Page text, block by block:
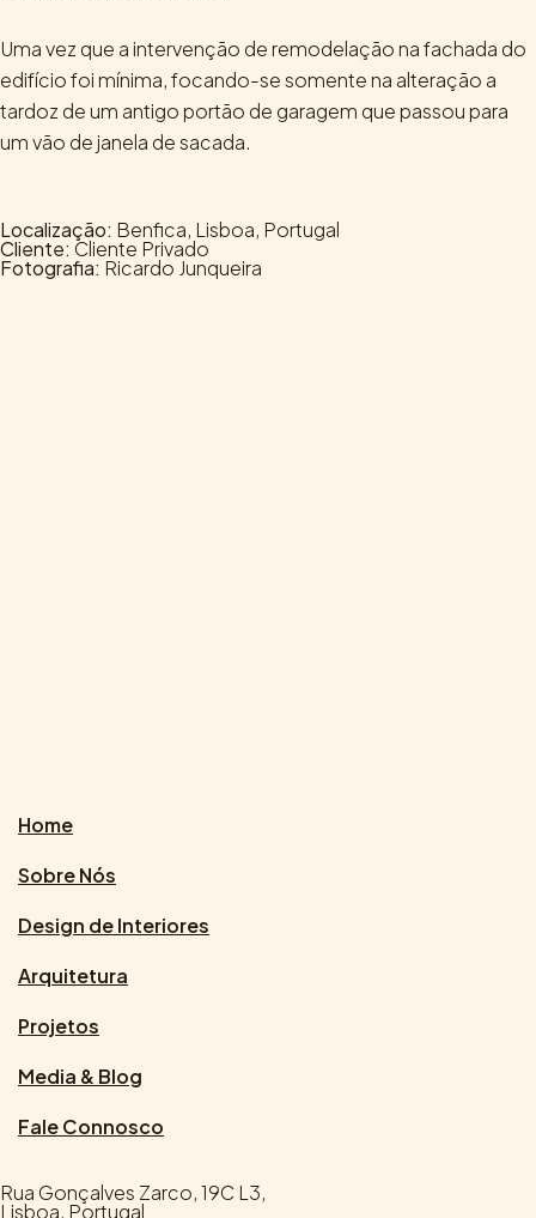
Uma vez que a intervenção de remodelação na fachada do
edifício foi mínima, focando-se somente na alteração a
tardoz de um antigo portão de garagem que passou para
um vão de janela de sacada.
Localização: Benfica, Lisboa, Portugal
Cliente: Cliente Privado
Fotografia: Ricardo Junqueira
Home
Sobre Nós
Design de Interiores
Arquitetura
Projetos
Media & Blog
Fale Connosco
Rua Gonçalves Zarco, 19C L3,
Lisboa, Portugal